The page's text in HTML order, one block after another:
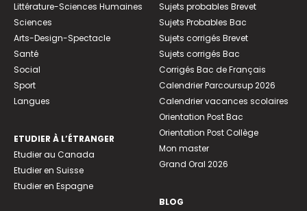
Littérature-Sciences Humaines
Sciences
Arts-Design-Spectacle
Santé
Social
Sport
Langues
ETUDIER À L’ÉTRANGER
Etudier au Canada
Etudier en Suisse
Etudier en Espagne
Sujets probables Brevet
Sujets Probables Bac
Sujets corrigés Brevet
Sujets corrigés Bac
Corrigés Bac de Français
Calendrier Parcoursup 2026
Calendrier vacances scolaires
Orientation Post Bac
Orientation Post Collège
Mon master
Grand Oral 2026
BLOG